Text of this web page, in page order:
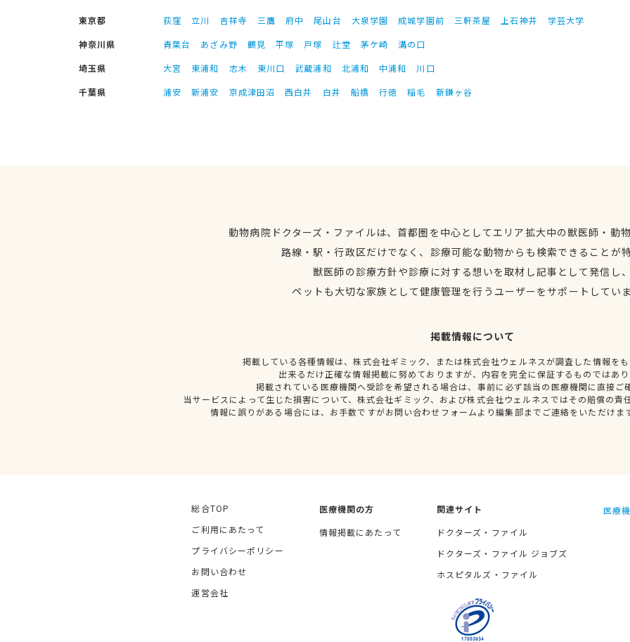
東京都 荻窪 立川 吉祥寺 三鷹 府中 尾山台 大泉学園 成城学園前 三軒茶屋 上石神井
学芸大学
神奈川県
青葉台 あざみ野 鶴見 平塚 戸塚 辻堂 茅ケ崎
溝の口
埼玉県
大宮 東浦和 志木 東川口 武蔵浦和 北浦和 中浦和
川口
千葉県
浦安 新浦安 京成津田沼 西白井 白井 船橋 行徳 稲毛 新鎌ヶ谷
動物病院ドクターズ・ファイルは、首都圏を中心としてエリア拡大中の獣医師・動
路線・駅・行政区だけでなく、診療可能な動物からも検索できることが
獣医師の診療方針や診療に対する想いを取材し記事として発信し
ペットも大切な家族として健康管理を行うユーザーをサポートしてい
掲載情報について
掲載している各種情報は、株式会社ギミック、または株式会社ウェルネスが調査した情報を
出来るだけ正確な情報掲載に努めておりますが、内容を完全に保証するものではあ
掲載されている医療機関へ受診を希望される場合は、事前に必ず該当の医療機関に直接ご
当サービスによって生じた損害について、株式会社ギミック、および株式会社ウェルネスではその賠償の責
情報に誤りがある場合には、お手数ですがお問い合わせフォームより編集部までご連絡をいただけま
総合TOP
ご利用にあたって
プライバシーポリシー
お問い合わせ
運営会社
医療機関の方
情報掲載にあたって
関連サイト
ドクターズ・ファイル
ドクターズ・ファイル ジョブズ
ホスピタルズ・ファイル
医療